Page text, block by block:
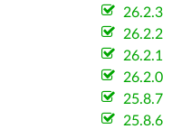
26.2.3
26.2.2
26.2.1
26.2.0
25.8.7
25.8.6